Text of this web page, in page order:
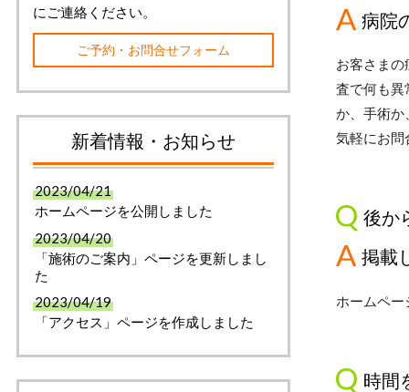
病院
お客さま
査で何も異
か、手術か
気軽にお問
後か
掲載
ホームペ
時間
にご連絡ください。
ご予約・お問合せフォーム
新着情報・お知らせ
2023/04/21
ホームページを公開しました
2023/04/20
「施術のご案内」ページを更新しまし
た
2023/04/19
「アクセス」ページを作成しました